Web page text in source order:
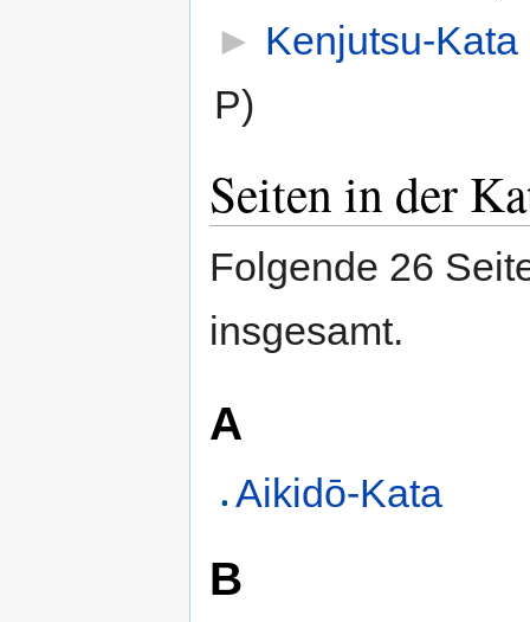
► Kenjutsu-Kata‎
P)
Seiten in der
Folgende 26
insgesamt.
A
Aikidō-Kata
B